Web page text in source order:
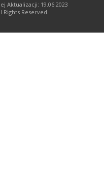
Aktualizacji: 19.06.2023
Reserved.